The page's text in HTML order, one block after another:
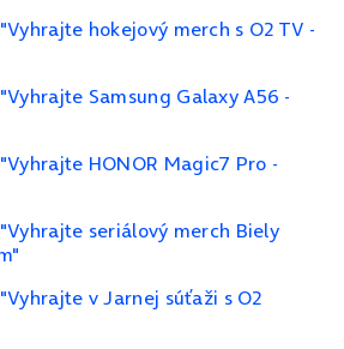
hokejový merch s O2 TV -
Samsung Galaxy A56 -
HONOR Magic7 Pro -
seriálový merch Biely
v Jarnej súťaži s O2